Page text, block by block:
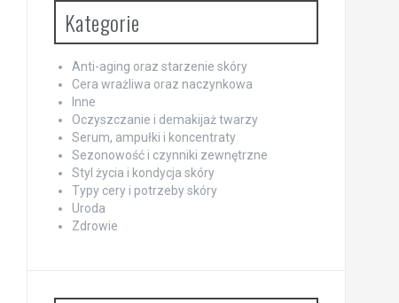
Kategorie
Anti-aging oraz starzenie skóry
Cera wrażliwa oraz naczynkowa
Inne
Oczyszczanie i demakijaż twarzy
Serum, ampułki i koncentraty
Sezonowość i czynniki zewnętrzne
Styl życia i kondycja skóry
Typy cery i potrzeby skóry
Uroda
Zdrowie